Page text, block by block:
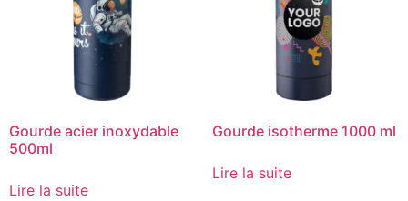
Gourde acier inoxydable
500ml
Lire la suite
Gourde isotherme 1000 ml
Lire la suite